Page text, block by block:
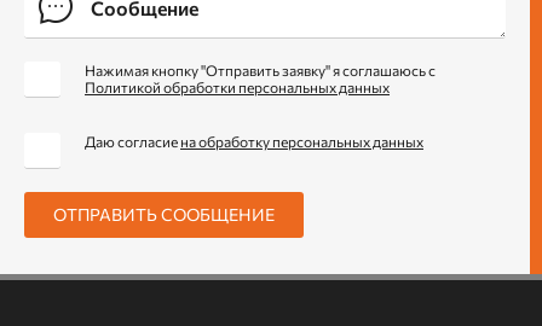
Нажимая кнопку "Отправить заявку" я соглашаюсь с
Политикой обработки персональных данных
Даю согласие на обработку персональных данных
ОТПРАВИТЬ СООБЩЕНИЕ